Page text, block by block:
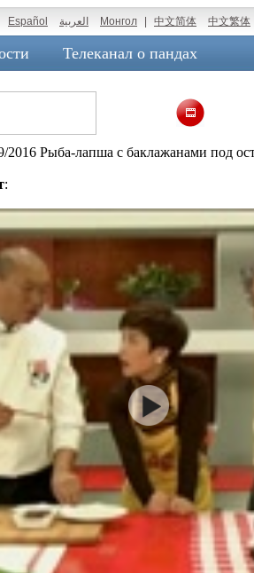
Español العربية Монгол 中文简体 中文繁体
Телеканал о пандах
2016 Рыба-лапша с баклажанами под
: